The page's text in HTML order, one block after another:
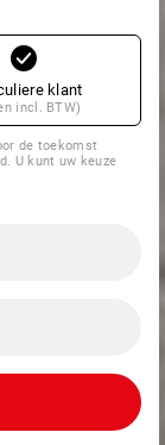
klant
incl. BTW)
de toekomst
U kunt uw keuze